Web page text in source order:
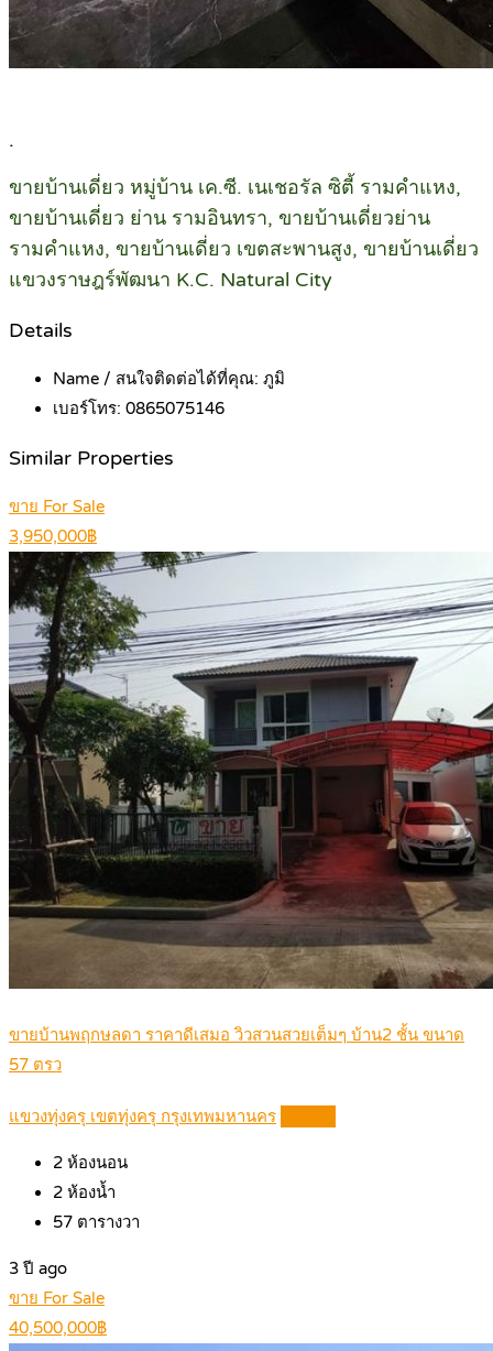
.
ขายบ้านเดี่ยว หมู่บ้าน เค.ซี. เนเชอรัล ซิตี้ รามคำแหง,
ขายบ้านเดี่ยว ย่าน รามอินทรา, ขายบ้านเดี่ยวย่าน
รามคำแหง, ขายบ้านเดี่ยว เขตสะพานสูง, ขายบ้านเดี่ยว
แขวงราษฎร์พัฒนา K.C. Natural City
Details
Name / สนใจติดต่อได้ที่คุณ: ภูมิ
เบอร์โทร: 0865075146
Similar Properties
ขาย For Sale
3,950,000฿
ขายบ้านพฤกษลดา ราคาดีเสมอ วิวสวนสวยเต็มๆ บ้าน2 ชั้น ขนาด
57 ตรว
แขวงทุ่งครุ เขตทุ่งครุ กรุงเทพมหานคร
2 ห้องนอน
2 ห้องน้ำ
57 ตารางวา
3 ปี ago
ขาย For Sale
40,500,000฿